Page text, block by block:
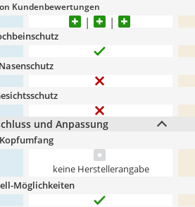
Kundenbewertungen
Nasenschutz
und Anpassung
Kopfumfang
keine Herstellerangabe
Möglichkeiten